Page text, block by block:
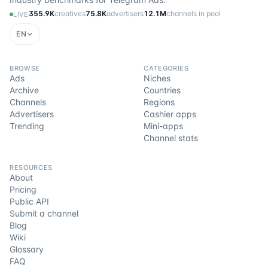
LIVE 355.9Kcreatives75.8Kadvertisers12.1Mchannels in pool
EN
BROWSE
Ads
Archive
Channels
Advertisers
Trending
CATEGORIES
Niches
Countries
Regions
Cashier apps
Mini-apps
Channel stats
RESOURCES
About
Pricing
Public API
Submit a channel
Blog
Wiki
Glossary
FAQ